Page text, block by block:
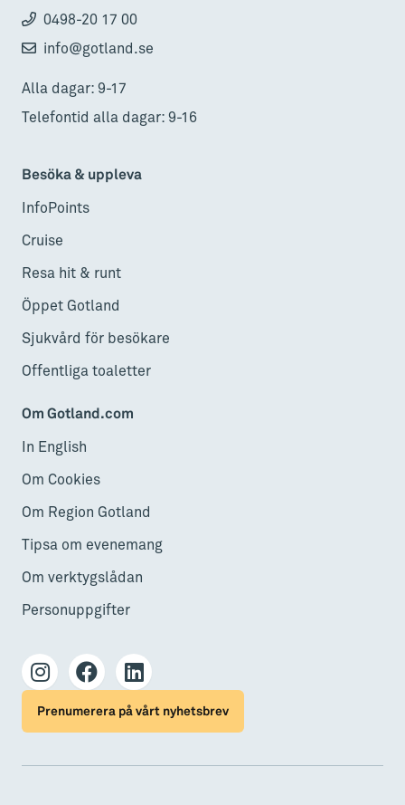
0498-20 17 00
info@gotland.se
Alla dagar: 9-17
Telefontid alla dagar: 9-16
Besöka & uppleva
InfoPoints
Cruise
Resa hit & runt
Öppet Gotland
Sjukvård för besökare
Offentliga toaletter
Om Gotland.com
In English
Om Cookies
Om Region Gotland
Tipsa om evenemang
Om verktygslådan
Personuppgifter
Prenumerera på vårt nyhetsbrev